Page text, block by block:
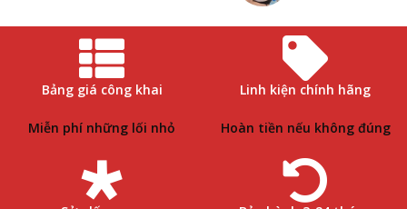
Bảng giá công khai
Miễn phí những lối nhỏ
Linh kiện chính hãng
Hoàn tiền nếu không đúng